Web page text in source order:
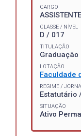
CARGO
CLASSE / NÍVEL
D / 017
TITULAÇÃO
Graduação
LOTAÇÃO
Faculdade
REGIME /
Estatutário
SITUAÇÃO
Ativo